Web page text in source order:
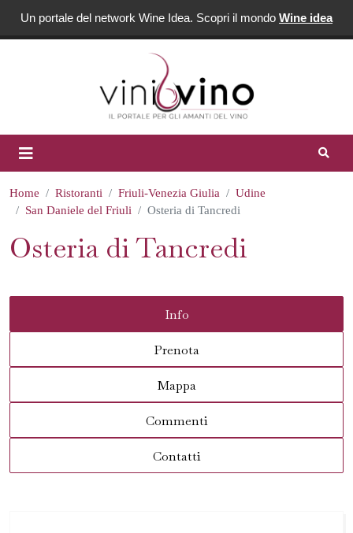
Un portale del network Wine Idea. Scopri il mondo Wine idea
Home Ristoranti Friuli-Venezia Giulia
Udine
San Daniele del Friuli
Osteria di Tancredi
Osteria di Tancredi
Info
Prenota
Mappa
Commenti
Contatti